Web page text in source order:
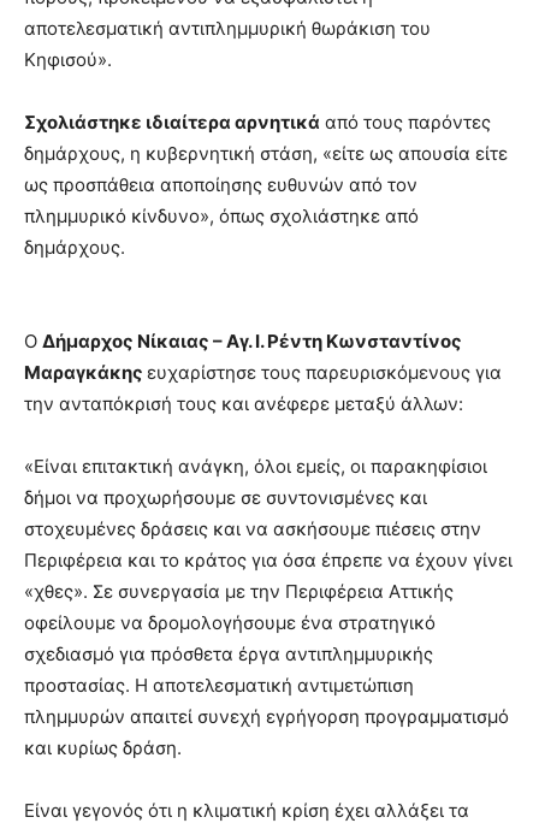
αποτελεσματική αντιπλημμυρική θωράκιση του
Κηφισού».
Σχολιάστηκε ιδιαίτερα αρνητικά από τους παρόντες
δημάρχους, η κυβερνητική στάση, «είτε ως απουσία είτε
ως προσπάθεια αποποίησης ευθυνών από τον
πλημμυρικό κίνδυνο», όπως σχολιάστηκε από
δημάρχους.
Ο Δήμαρχος Νίκαιας – Αγ. Ι. Ρέντη Κωνσταντίνος
Μαραγκάκης ευχαρίστησε τους παρευρισκόμενους για
την ανταπόκρισή τους και ανέφερε μεταξύ άλλων:
«Είναι επιτακτική ανάγκη, όλοι εμείς, οι παρακηφίσιοι
δήμοι να προχωρήσουμε σε συντονισμένες και
στοχευμένες δράσεις και να ασκήσουμε πιέσεις στην
Περιφέρεια και το κράτος για όσα έπρεπε να έχουν γίνει
«χθες». Σε συνεργασία με την Περιφέρεια Αττικής
οφείλουμε να δρομολογήσουμε ένα στρατηγικό
σχεδιασμό για πρόσθετα έργα αντιπλημμυρικής
προστασίας. Η αποτελεσματική αντιμετώπιση
πλημμυρών απαιτεί συνεχή εγρήγορση προγραμματισμό
και κυρίως δράση.
Είναι γεγονός ότι η κλιματική κρίση έχει αλλάξει τα